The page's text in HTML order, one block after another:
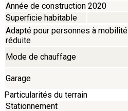
Année de construction 2020
Superficie habitable
Adapté pour personnes à mobilité
réduite
Mode de chauffage
Garage
Particularités du terrain
Stationnement